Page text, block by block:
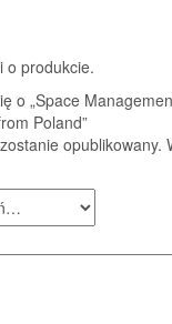
o produkcie.
o „Space
Poland”
opublikowany.